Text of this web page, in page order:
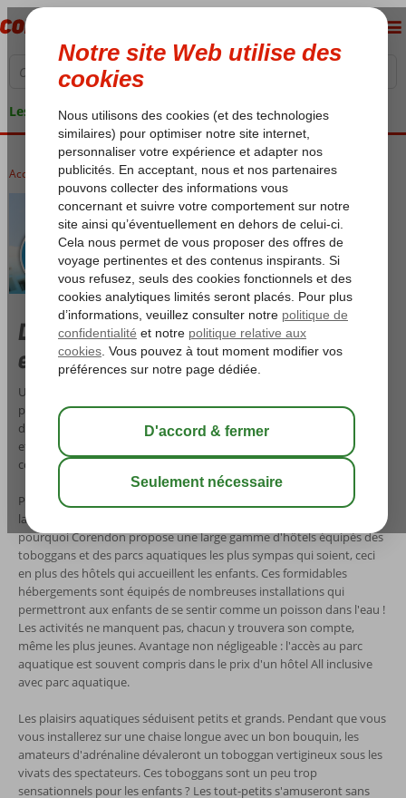
Les garanties de vacances
Accueil Aquafun
Des vacances fantastiques avec les
enfants
Un, deux, trois, GO… le premier en bas ! Offrez aux enfants une
piscine avec de chouettes toboggans et ils seront tout contents. Rien
de bien étonnant, car qu'y a-t-il de plus amusant que de se baigner
et plonger des heures durant dans l'un des parcs aquatiques les plus
cool qui soient ?
Passer toute la journée à glisser, se baigner, plonger et barboter sous
la chaleur du soleil d'été... Tel est le rêve de chaque enfant. C'est
pourquoi Corendon propose une large gamme d'hôtels équipés des
toboggans et des parcs aquatiques les plus sympas qui soient, ceci
en plus des hôtels qui accueillent les enfants. Ces formidables
hébergements sont équipés de nombreuses installations qui
permettront aux enfants de se sentir comme un poisson dans l'eau !
Les activités ne manquent pas, chacun y trouvera son compte,
même les plus jeunes. Avantage non négligeable : l'accès au parc
aquatique est souvent compris dans le prix d'un hôtel All inclusive
avec parc aquatique.
Les plaisirs aquatiques séduisent petits et grands. Pendant que vous
vous installerez sur une chaise longue avec un bon bouquin, les
amateurs d'adrénaline dévaleront un toboggan vertigineux sous les
vivats des spectateurs. Ces toboggans sont un peu trop
sensationnels pour les enfants ? Les tout-petits s'amuseront sans